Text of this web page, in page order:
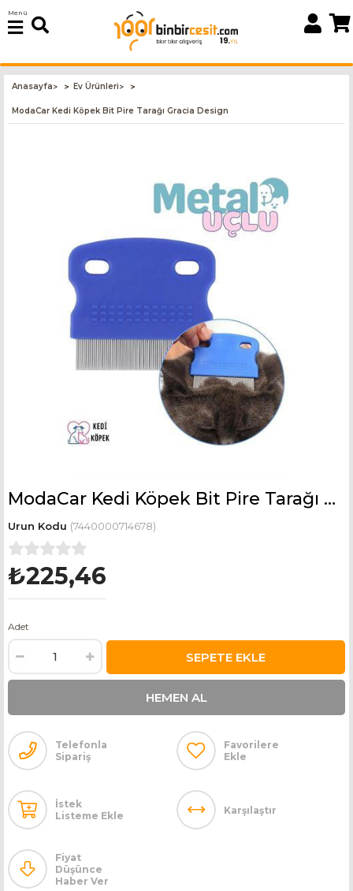
Menü
Anasayfa> Ev Ürünleri>
ModaCar Kedi Köpek Bit Pire Tarağı Gracia Design
ModaCar Kedi Köpek Bit Pire Tarağı Gracia Design
(7440000714678)
₺225,46
Adet
Telefonla
Sipariş
Favorilere
Ekle
İstek
Listeme Ekle
Karşılaştır
Fiyat
Düşünce
Haber Ver